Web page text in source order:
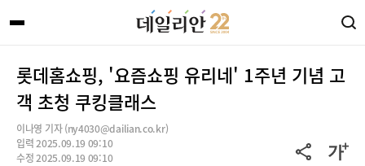
롯데홈쇼핑, '요즘쇼핑 유리네' 1주년 기념 고
객 초청 쿠킹클래스
이나영 기자 (ny4030@dailian.co.kr)
입력 2025.09.19 09:10
수정 2025.09.19 09:10